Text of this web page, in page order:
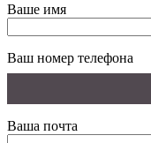
Ваше имя
Ваш номер телефона
Ваша почта